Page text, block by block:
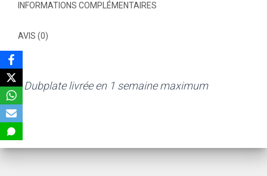
INFORMATIONS COMPLÉMENTAIRES
AVIS (0)
Dubplate livrée en 1 semaine maximum